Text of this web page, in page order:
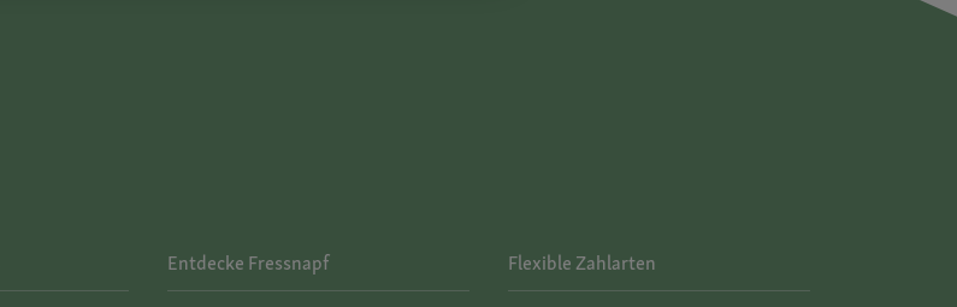
Entdecke Fressnapf Flexible Zahlarten